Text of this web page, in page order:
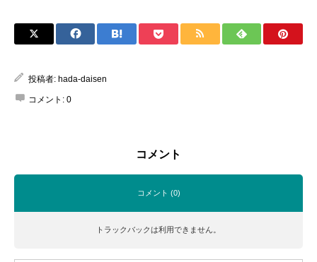
投稿者: hada-daisen
コメント: 0
コメント
コメント (0)
トラックバックは利用できません。